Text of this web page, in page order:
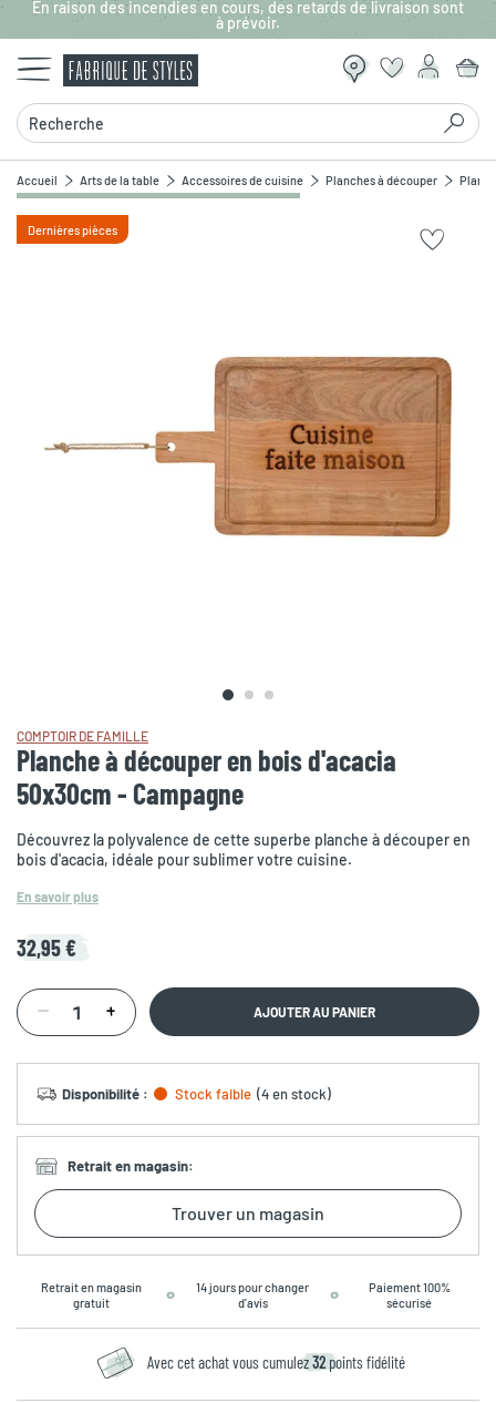
Aller au contenu principal
En raison des incendies en cours, des retards de livraison sont
à prévoir.
Recherche
Accueil Arts de la table Accessoires de cuisine Planches à découper
Dernières pièces
Zoomer sur l'image
COMPTOIR DE FAMILLE
Planche à découper en bois d'acacia
50x30cm - Campagne
Découvrez la polyvalence de cette superbe planche à découper en
bois d'acacia, idéale pour sublimer votre cuisine.
En savoir plus
32,95 €
AJOUTER AU PANIER
Disponibilité : Stock faible (4 en stock)
Retrait en magasin:
Trouver un magasin
Retrait en magasin
gratuit
14 jours pour changer
d’avis
Paiement 100%
sécurisé
Avec cet achat vous cumulez32 points fidélité